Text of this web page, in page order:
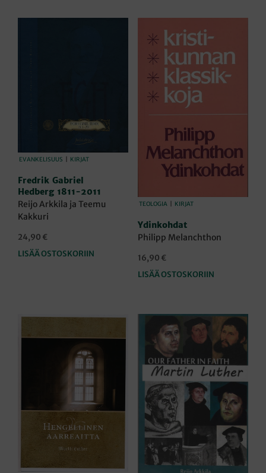
EVANKELISUUS KIRJAT
Fredrik Gabriel
Hedberg 1811-2011
Reijo Arkkila ja Teemu
Kakkuri
24,90 €
LISÄÄ OSTOSKORIIN
TEOLOGIA KIRJAT
Ydinkohdat
Philipp Melanchthon
16,90 €
LISÄÄ OSTOSKORIIN